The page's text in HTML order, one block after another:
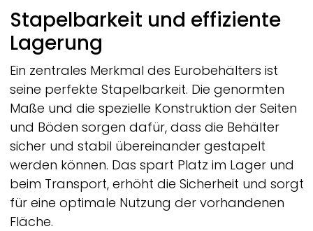
Stapelbarkeit und effiziente
Lagerung
Ein zentrales Merkmal des Eurobehälters ist
seine perfekte Stapelbarkeit. Die genormten
Maße und die spezielle Konstruktion der Seiten
und Böden sorgen dafür, dass die Behälter
sicher und stabil übereinander gestapelt
werden können. Das spart Platz im Lager und
beim Transport, erhöht die Sicherheit und sorgt
für eine optimale Nutzung der vorhandenen
Fläche.